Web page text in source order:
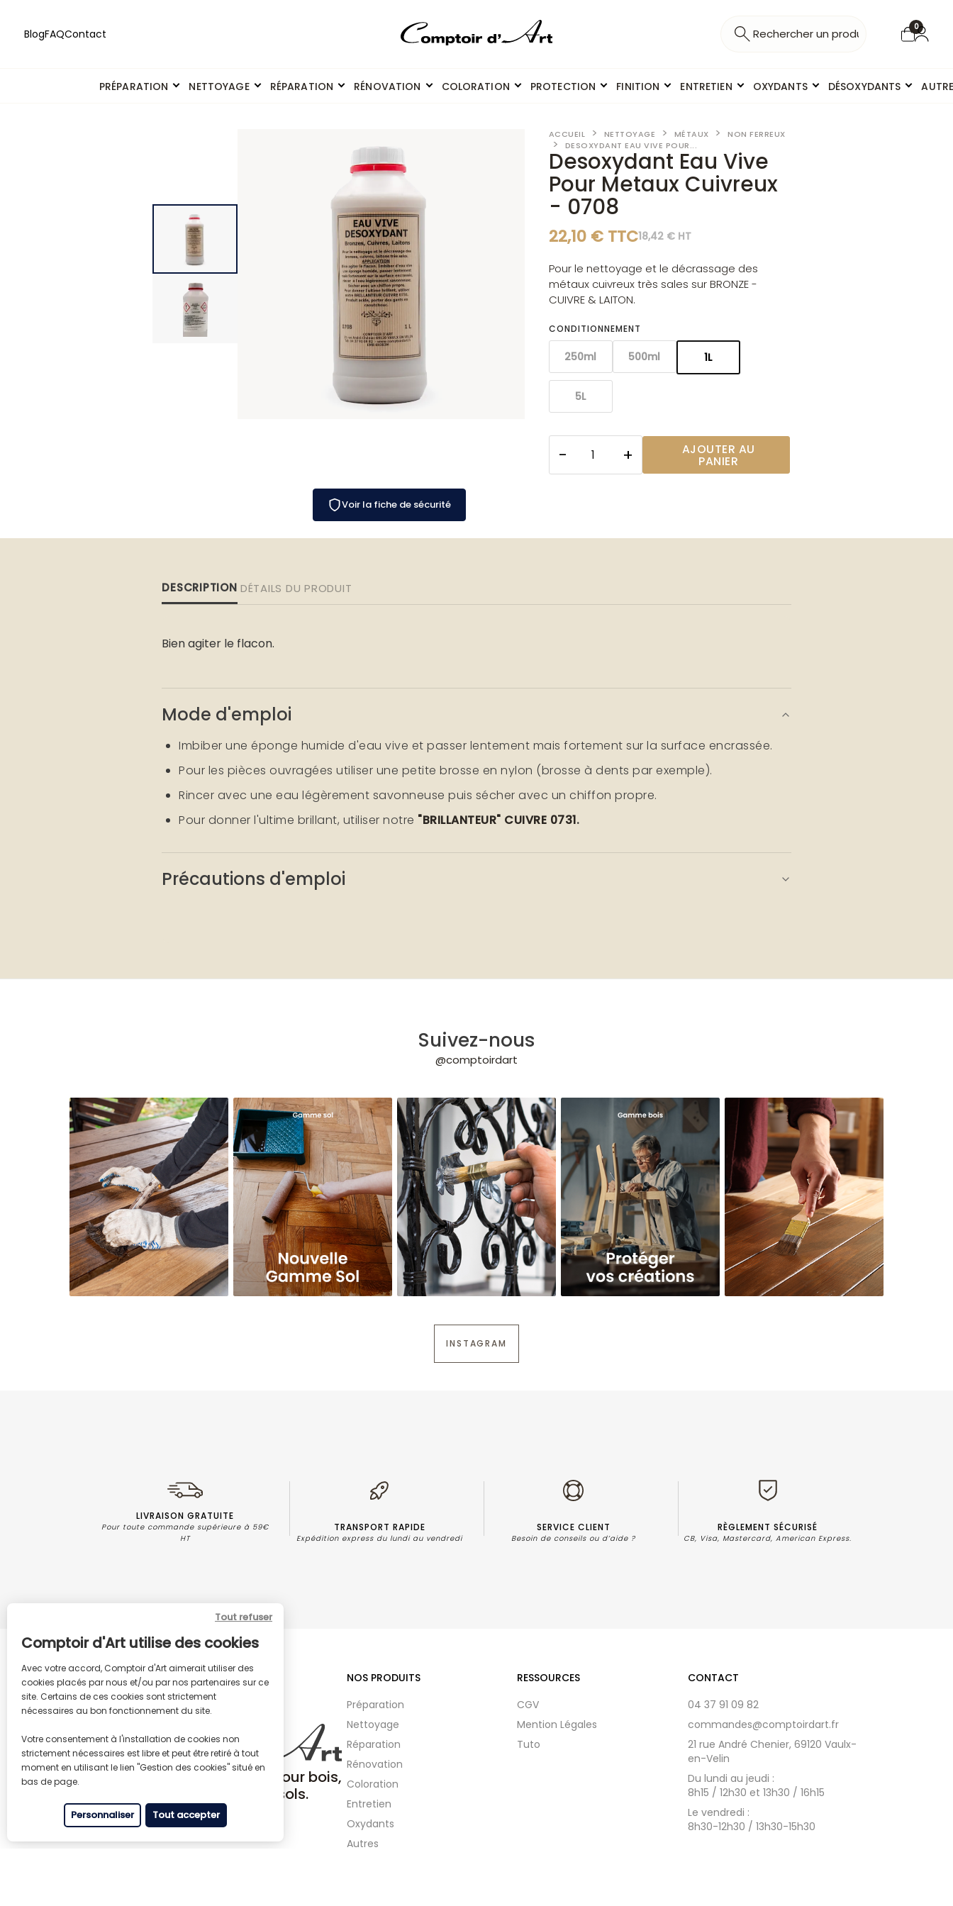
Comptoir d'Art utilise des cookies
Avec votre accord, Comptoir d'Art aimerait utiliser des
cookies placés par nous et/ou par nos partenaires sur ce
site. Certains de ces cookies sont strictement
nécessaires au bon fonctionnement du site.
Votre consentement à l'installation de cookies non
strictement nécessaires est libre et peut être retiré à tout
moment en utilisant le lien "Gestion des cookies" situé en
bas de page.
Tout accepter
Tout refuser
Personnaliser
BlogFAQContact
0
PRÉPARATION NETTOYAGE RÉPARATION RÉNOVATION COLORATION PROTECTION FINITION ENTRETIEN OXYDANTS DÉSOXYDANTS
ACCUEIL NETTOYAGE MÉTAUX
NON FERREUX
DESOXYDANT EAU VIVE POUR...
Voir la fiche de sécurité
Desoxydant Eau Vive
Pour Metaux Cuivreux
- 0708
22,10 € TTC18,42 € HT
Pour le nettoyage et le décrassage des
métaux cuivreux très sales sur BRONZE -
CUIVRE & LAITON.
CONDITIONNEMENT
250ml 500ml 1L
5L
AJOUTER AU
PANIER
DESCRIPTION DÉTAILS DU PRODUIT
Bien agiter le flacon.
Mode d'emploi
Imbiber une éponge humide d'eau vive et passer lentement mais fortement sur la surface encrassée.
Pour les pièces ouvragées utiliser une petite brosse en nylon (brosse à dents par exemple).
Rincer avec une eau légèrement savonneuse puis sécher avec un chiffon propre.
Pour donner l'ultime brillant, utiliser notre "BRILLANTEUR" CUIVRE 0731.
Précautions d'emploi
Suivez-nous
@comptoirdart
INSTAGRAM
LIVRAISON GRATUITE
Pour toute commande supérieure à 59€
HT
TRANSPORT RAPIDE
Expédition express du lundi au vendredi
SERVICE CLIENT
Besoin de conseils ou d’aide ?
RÈGLEMENT SÉCURISÉ
CB, Visa, Mastercard, American Express.
Produits de rénovations pour bois,
meubles, métaux et sols.
NOS PRODUITS
Préparation
Nettoyage
Réparation
Rénovation
Coloration
Entretien
Oxydants
Autres
RESSOURCES
CGV
Mention Légales
Tuto
CONTACT
04 37 91 09 82
commandes@comptoirdart.fr
21 rue André Chenier, 69120 Vaulx-
en-Velin
Du lundi au jeudi :
8h15 / 12h30 et 13h30 / 16h15
Le vendredi :
8h30-12h30 / 13h30-15h30